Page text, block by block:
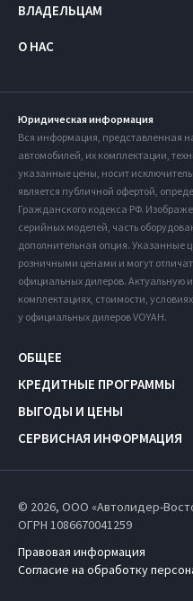
ВЛАДЕЛЬЦАМ
О НАС
Юридическая информация
Вся информация, представленная
автомобилей, их комплектации,
указанные цены, носит
является публичной офертой,
Гражданского кодекса РФ.
серийных моделей, часть
дополнительная опция. Указанные
розничными ценами и могут
официальных дилеров. Актуальную
комплектациях, стоимости,
у официальных дилеров VOYAH.
ОБЩЕЕ
КРЕДИТНЫЕ ПРОГРАММЫ
ВЫГОДЫ И ЦЕНЫ
СЕРВИСНАЯ ИНФОРМАЦИЯ
© 2026, ООО «Автолидер-
ОГРН 1086670041259
Правовая информация
Согласие на обработку